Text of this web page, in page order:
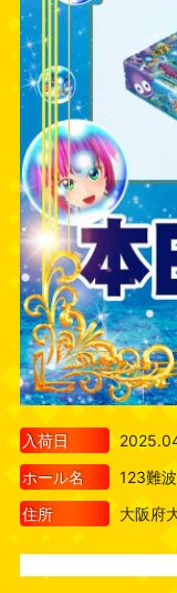
入荷日
ホール名
123難
住所
大阪府